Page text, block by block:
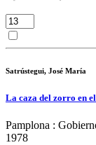
Satrústegui, José María
La caza del zorro en
Pamplona :
1978